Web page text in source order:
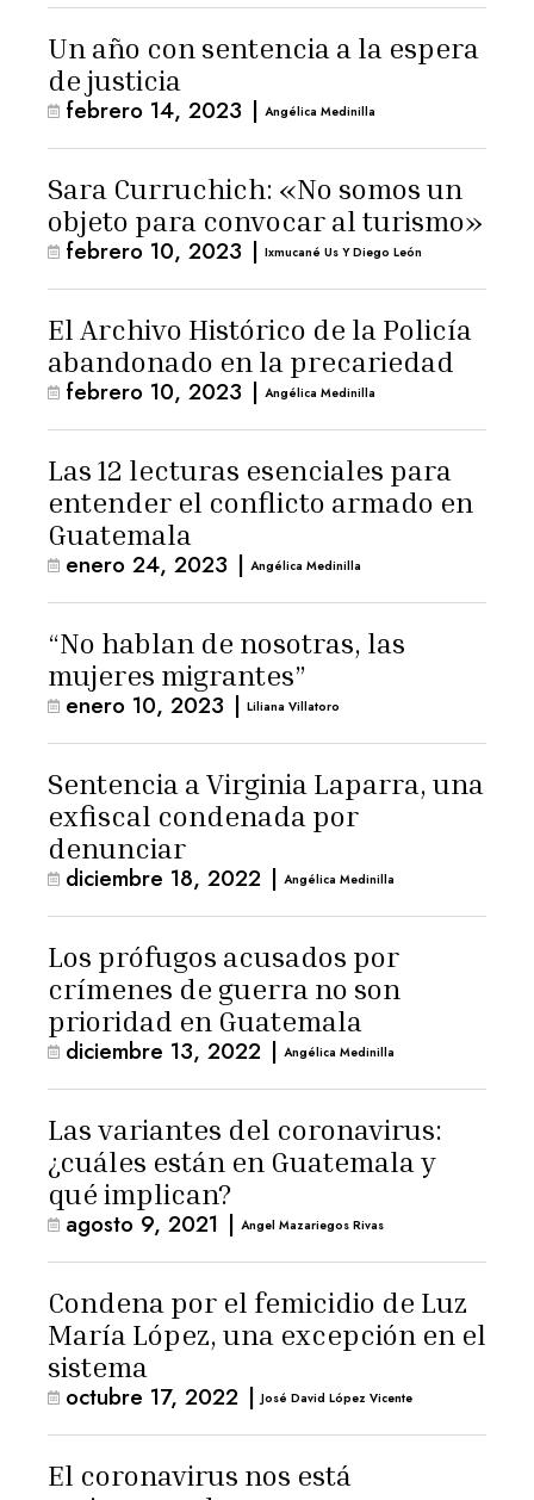
Un año con sentencia a la espera
de justicia
febrero 14, 2023 | Angélica Medinilla
Sara Curruchich: «No somos un
objeto para convocar al turismo»
febrero 10, 2023 | Ixmucané Us Y Diego León
El Archivo Histórico de la Policía
abandonado en la precariedad
febrero 10, 2023 | Angélica Medinilla
Las 12 lecturas esenciales para
entender el conflicto armado en
Guatemala
enero 24, 2023 | Angélica Medinilla
“No hablan de nosotras, las
mujeres migrantes”
enero 10, 2023 | Liliana Villatoro
Sentencia a Virginia Laparra, una
exfiscal condenada por
denunciar
diciembre 18, 2022 | Angélica Medinilla
Los prófugos acusados por
crímenes de guerra no son
prioridad en Guatemala
diciembre 13, 2022 | Angélica Medinilla
Las variantes del coronavirus:
¿cuáles están en Guatemala y
qué implican?
agosto 9, 2021 | Angel Mazariegos Rivas
Condena por el femicidio de Luz
María López, una excepción en el
sistema
octubre 17, 2022 | José David López Vicente
El coronavirus nos está